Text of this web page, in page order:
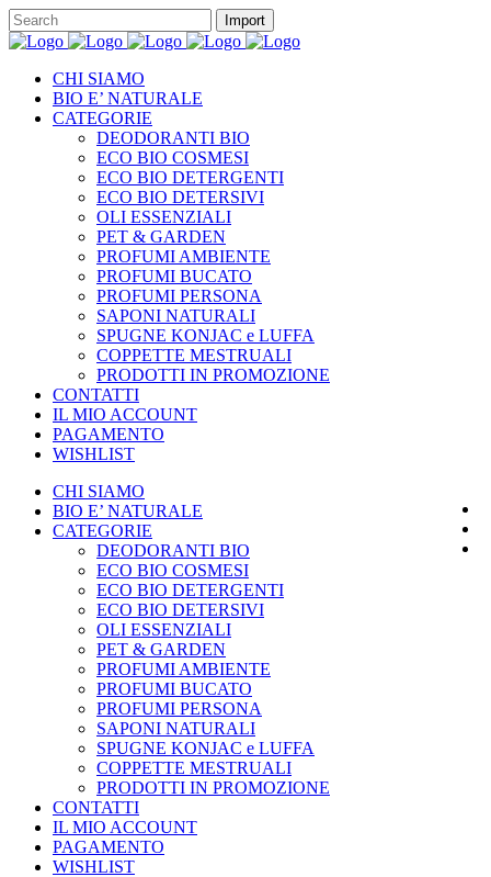
CHI SIAMO
BIO E’ NATURALE
CATEGORIE
DEODORANTI BIO
ECO BIO COSMESI
ECO BIO DETERGENTI
ECO BIO DETERSIVI
OLI ESSENZIALI
PET & GARDEN
PROFUMI AMBIENTE
PROFUMI BUCATO
PROFUMI PERSONA
SAPONI NATURALI
SPUGNE KONJAC e LUFFA
COPPETTE MESTRUALI
PRODOTTI IN PROMOZIONE
CONTATTI
IL MIO ACCOUNT
PAGAMENTO
WISHLIST
CHI SIAMO
BIO E’ NATURALE
CATEGORIE
DEODORANTI BIO
ECO BIO COSMESI
ECO BIO DETERGENTI
ECO BIO DETERSIVI
OLI ESSENZIALI
PET & GARDEN
PROFUMI AMBIENTE
PROFUMI BUCATO
PROFUMI PERSONA
SAPONI NATURALI
SPUGNE KONJAC e LUFFA
COPPETTE MESTRUALI
PRODOTTI IN PROMOZIONE
CONTATTI
IL MIO ACCOUNT
PAGAMENTO
WISHLIST